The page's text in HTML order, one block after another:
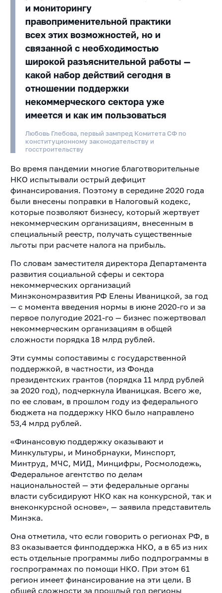
и мониторингу
правоприменительной практики
всех этих возможностей, но и
связанной с необходимостью
широкой разъяснительной работы —
какой набор действий сегодня в
отношении поддержки
некоммерческого сектора уже
имеется и как им пользоваться
Любовь Глебова, первый зампред Комитета СФ по
конституционному законодательству и
госстроительству
Во время пандемии многие благотворительные
НКО испытывали острый дефицит
финансирования. Поэтому в середине 2020 года
были внесены поправки в Налоговый кодекс,
которые позволяют бизнесу, который жертвует
некоммерческим организациям, внесенным в
специальный реестр, получать существенные
льготы при расчете налога на прибыль.
По словам заместителя директора Департамента
развития социальной сферы и сектора
некоммерческих организаций
Минэкономразвития РФ Елены Иваницкой, за год
— с момента введения нормы в июне 2020-го и за
первое полугодие 2021-го — бизнес пожертвовал
некоммерческим организациям в общей
сложности порядка 18 млрд рублей.
Эти суммы сопоставимы с государственной
поддержкой, в частности, из Фонда
президентских грантов (порядка 11 млрд рублей
за 2020 год), подчеркнула Иваницкая. Всего же,
по ее словам, в прошлом году из федерального
бюджета на поддержку НКО было направлено
53,4 млрд рублей.
«Финансовую поддержку оказывают и
Минкультуры, и Минобрнауки, Минспорт,
Минтруд, МЧС, МИД, Минцифры, Росмолодежь,
Федеральное агентство по делам
национальностей — эти федеральные органы
власти субсидируют НКО как на конкурсной, так и
внеконкурсной основе», — заявила представитель
Минэка.
Она отметила, что если говорить о регионах РФ, в
83 оказывается финподдержка НКО, а в 65 из них
есть отдельные программы либо подпрограммы в
госпрограммах по помощи НКО. При этом 61
регион имеет финансирование на эти цели. В
общей сложности за прошлый год регионы